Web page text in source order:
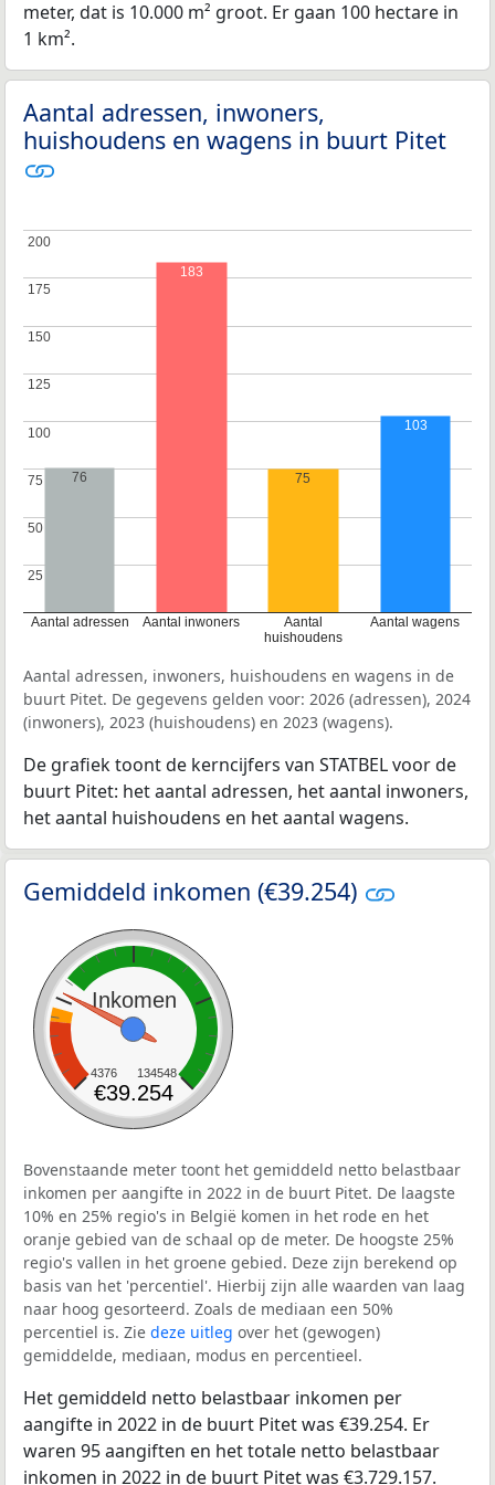
meter, dat is 10.000 m² groot. Er gaan 100 hectare in
1 km².
Aantal adressen, inwoners,
huishoudens en wagens in buurt Pitet
Aantal adressen Aantal inwoners
Aantal
huishoudens
Aantal wagens
25
25
50
50
75
75
100
100
125
125
150
150
175
175
200
200
76
183
75
103
Aantal adressen, inwoners, huishoudens en wagens in de
buurt Pitet. De gegevens gelden voor: 2026 (adressen), 2024
(inwoners), 2023 (huishoudens) en 2023 (wagens).
De grafiek toont de kerncijfers van STATBEL voor de
buurt Pitet: het aantal adressen, het aantal inwoners,
het aantal huishoudens en het aantal wagens.
Gemiddeld inkomen (€39.254)
Inkomen
4376 134548
€39.254
Bovenstaande meter toont het gemiddeld netto belastbaar
inkomen per aangifte in 2022 in de buurt Pitet. De laagste
10% en 25% regio's in België komen in het rode en het
oranje gebied van de schaal op de meter. De hoogste 25%
regio's vallen in het groene gebied. Deze zijn berekend op
basis van het 'percentiel'. Hierbij zijn alle waarden van laag
naar hoog gesorteerd. Zoals de mediaan een 50%
percentiel is. Zie deze uitleg over het (gewogen)
gemiddelde, mediaan, modus en percentieel.
Het gemiddeld netto belastbaar inkomen per
aangifte in 2022 in de buurt Pitet was €39.254. Er
waren 95 aangiften en het totale netto belastbaar
inkomen in 2022 in de buurt Pitet was €3.729.157.